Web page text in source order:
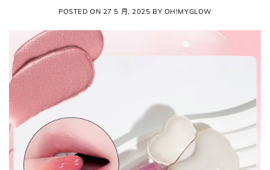
POSTED ON 27 5 月, 2025 BY OH!MYGLOW